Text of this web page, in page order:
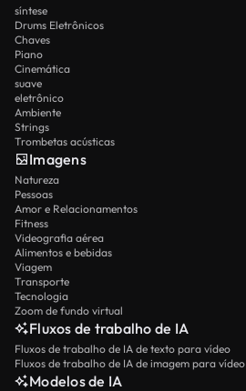
síntese
Drums Eletrônicos
Chaves
Piano
Cinemática
suave
eletrônico
Ambiente
Strings
Trombetas acústicas
Imagens
Natureza
Pessoas
Amor e Relacionamentos
Fitness
Videografia aérea
Alimentos e bebidas
Viagem
Transporte
Tecnologia
Zoom de fundo virtual
Fluxos de trabalho de IA
Fluxos de trabalho de IA de texto para vídeo
Fluxos de trabalho de IA de imagem para vídeo
Modelos de IA